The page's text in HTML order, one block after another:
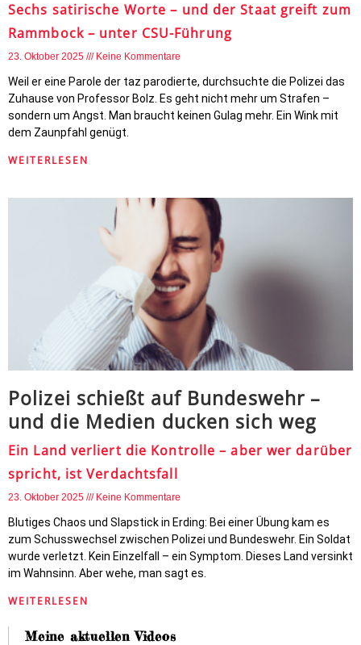
Sechs satirische Worte – und der Staat greift zum
Rammbock – unter CSU-Führung
23. Oktober 2025 Keine Kommentare
Weil er eine Parole der taz parodierte, durchsuchte die Polizei das
Zuhause von Professor Bolz. Es geht nicht mehr um Strafen –
sondern um Angst. Man braucht keinen Gulag mehr. Ein Wink mit
dem Zaunpfahl genügt.
WEITERLESEN
Polizei schießt auf Bundeswehr –
und die Medien ducken sich weg
Ein Land verliert die Kontrolle – aber wer darüber
spricht, ist Verdachtsfall
23. Oktober 2025 Keine Kommentare
Blutiges Chaos und Slapstick in Erding: Bei einer Übung kam es
zum Schusswechsel zwischen Polizei und Bundeswehr. Ein Soldat
wurde verletzt. Kein Einzelfall – ein Symptom. Dieses Land versinkt
im Wahnsinn. Aber wehe, man sagt es.
WEITERLESEN
Meine aktuellen Videos